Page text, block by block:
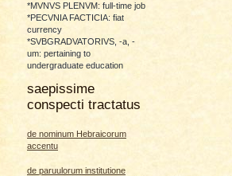
*MVNVS PLENVM: full-time job
*PECVNIA FACTICIA: fiat
currency
*SVBGRADVATORIVS, -a, -
um: pertaining to
undergraduate education
saepissime
conspecti tractatus
de nominum Hebraicorum
accentu
de paruulorum institutione